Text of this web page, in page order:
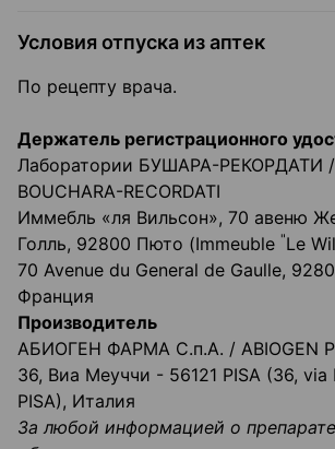
Условия отпуска из аптек
По рецепту врача.
Держатель регистрационного
Лаборатории БУШАРА-РЕКОРДАТИ
BOUCHARA-RECORDATI
Иммебль «ля Вильсон», 70 авеню
Голль, 92800 Пюто (Immeuble "Le
70 Avenue du General de Gaulle,
Франция
Производитель
АБИОГЕН ФАРМА С.п.А. / ABIOGEN
36, Виа Меуччи - 56121 PISA (36, via
PISA), Италия
За любой информацией о